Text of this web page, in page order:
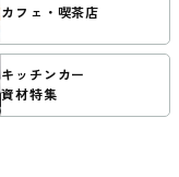
カフェ・喫茶店
キッチンカー
資材特集